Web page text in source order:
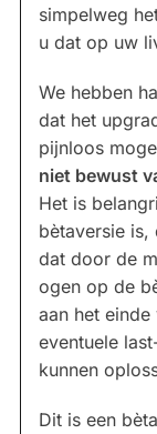
simpelweg
u dat op uw
We hebben
dat het
pijnloos
niet bewust
Het is
bètaversie is,
dat door de
ogen op de
aan het
eventuele
kunnen
Dit is een